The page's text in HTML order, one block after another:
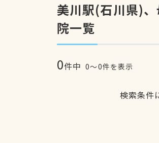
美川駅(石川県)
院一覧
0件中 0〜0件を表示
検索条件